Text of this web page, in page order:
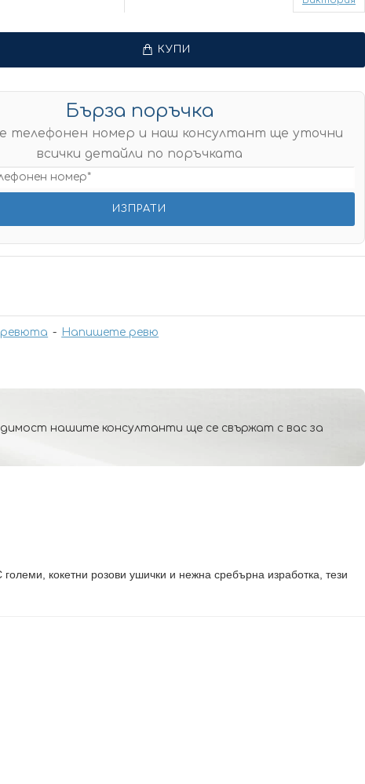
ревюта - Напишете ревю
КУПИ
Бърза поръчка
телефонен номер и наш консултант ще уточни
всички детайли по поръчката
нашите консултанти ще се свържат с вас за
кокетни розови ушички и нежна сребърна изработка, тези